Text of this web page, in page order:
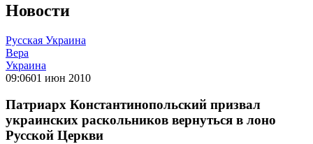
Новости
Русская Украина
Вера
Украина
09:0601 июн 2010
Патриарх Константинопольский призвал
украинских раскольников вернуться в лоно
Русской Церкви